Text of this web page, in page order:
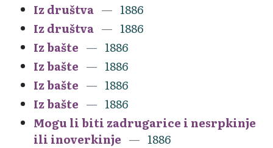
Iz društva
1886
Iz društva
1886
Iz bašte
1886
Iz bašte
1886
Iz bašte
1886
Iz bašte
1886
Mogu li biti zadrugarice i nesrpkinje
ili inoverkinje
1886